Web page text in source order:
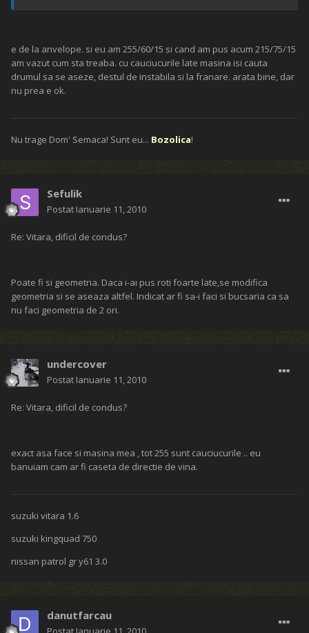
e de la anvelope. si eu am 255/60/15 si cand am pus acum 215/75/15
am vazut cum sta treaba. cu cauciucurile late masina isi cauta
drumul sa se aseze, destul de instabila si la franare. arata bine, dar
nu prea e ok.
Nu trage Dom' Semaca! Sunt eu... Bozolica!
Sefulik
Postat Ianuarie 11, 2010
Re: Vitara, dificil de condus?
Poate fi si geometria. Daca i-ai pus roti foarte late,se modifica
geometria si se aseaza altfel. Indicat ar fi sa-i faci si bucsaria ca sa
nu faci geometria de 2 ori.
undercover
Postat Ianuarie 11, 2010
Re: Vitara, dificil de condus?
exact asa face si masina mea , tot 255 sunt cauciucurile .. eu
banuiam cam ar fi caseta de directie de vina.
suzuki vitara 1.6
suzuki kingquad 750
nissan patrol gr y61 3.0
danutfarcau